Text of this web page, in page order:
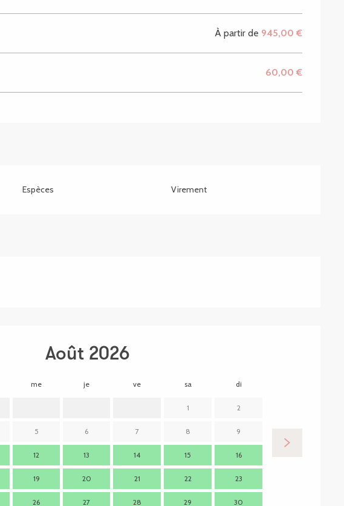
À partir de 945,00 €
60,00 €
Espèces Virement
Août 2026
me je ve sa di
1 2
5 6 7 8 9
12 13 14 15 16
19 20 21 22 23
26 27 28 29 30